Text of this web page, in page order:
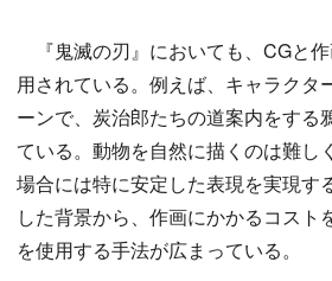
『鬼滅の刃』においても、CGと
用されている。例えば、キャラクタ
ーンで、炭治郎たちの道案内をする
ている。動物を自然に描くのは難し
場合には特に安定した表現を実現す
した背景から、作画にかかるコスト
を使用する手法が広まっている。